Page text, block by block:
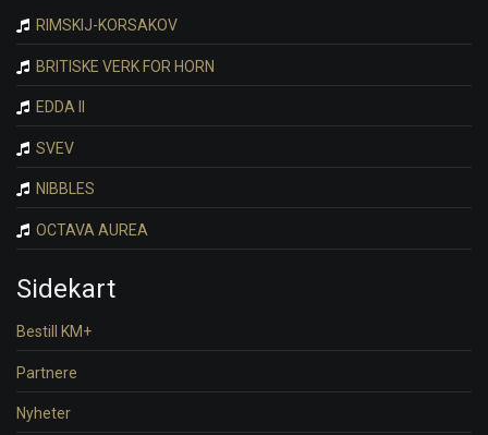
RIMSKIJ-KORSAKOV
BRITISKE VERK FOR HORN
EDDA II
SVEV
NIBBLES
OCTAVA AUREA
Sidekart
Bestill KM+
Partnere
Nyheter